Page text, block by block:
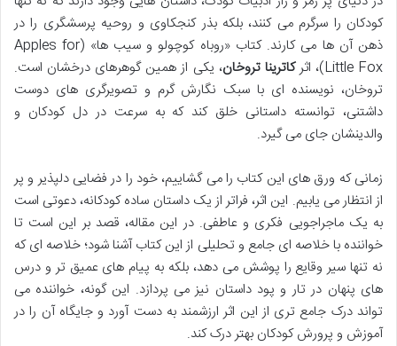
کودکان را سرگرم می کنند، بلکه بذر کنجکاوی و روحیه پرسشگری را در
ذهن آن ها می کارند. کتاب «روباه کوچولو و سیب ها» (Apples for
Little Fox)، اثر
کاترینا تروخان، یکی از همین گوهرهای درخشان است.
تروخان، نویسنده ای با سبک نگارش گرم و تصویرگری های دوست
داشتنی، توانسته داستانی خلق کند که به سرعت در دل کودکان و
والدینشان جای می گیرد.
زمانی که ورق های این کتاب را می گشاییم، خود را در فضایی دلپذیر و پر
از انتظار می یابیم. این اثر، فراتر از یک داستان ساده کودکانه، دعوتی است
به یک ماجراجویی فکری و عاطفی. در این مقاله، قصد بر این است تا
خواننده با خلاصه ای جامع و تحلیلی از این کتاب آشنا شود؛ خلاصه ای که
نه تنها سیر وقایع را پوشش می دهد، بلکه به پیام های عمیق تر و درس
های پنهان در تار و پود داستان نیز می پردازد. این گونه، خواننده می
تواند درک جامع تری از این اثر ارزشمند به دست آورد و جایگاه آن را در
آموزش و پرورش کودکان بهتر درک کند.